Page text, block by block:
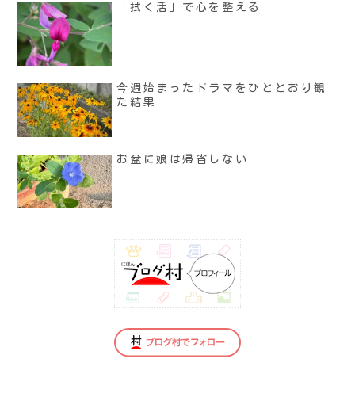
「拭く活」で心を整える
今週始まったドラマをひととおり観
た結果
お盆に娘は帰省しない